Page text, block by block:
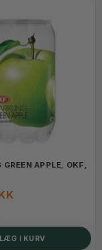
GREEN APPLE, OKF,
LÆG I KURV